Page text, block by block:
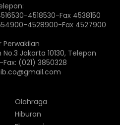
4518530-Fax 4538150
4528900-Fax 4527900
Perwakilan
Jakarta 10130, Telepon
(021) 3850328
Olahraga
Hiburan